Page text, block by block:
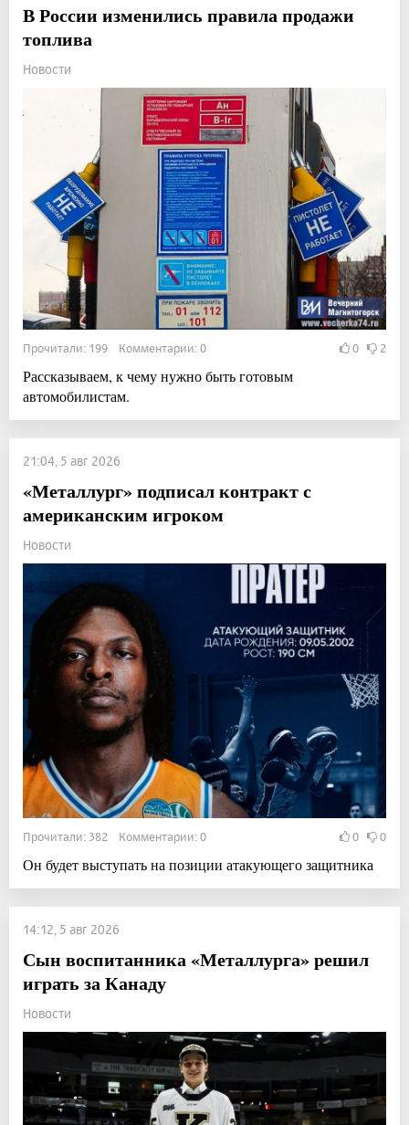
В России изменились правила продажи
топлива
Новости
Прочитали: 199 Комментарии: 0 0 2
Рассказываем, к чему нужно быть готовым
автомобилистам.
21:04, 5 авг 2026
«Металлург» подписал контракт с
американским игроком
Новости
Прочитали: 382 Комментарии: 0 0 0
Он будет выступать на позиции атакующего защитника
14:12, 5 авг 2026
Сын воспитанника «Металлурга» решил
играть за Канаду
Новости